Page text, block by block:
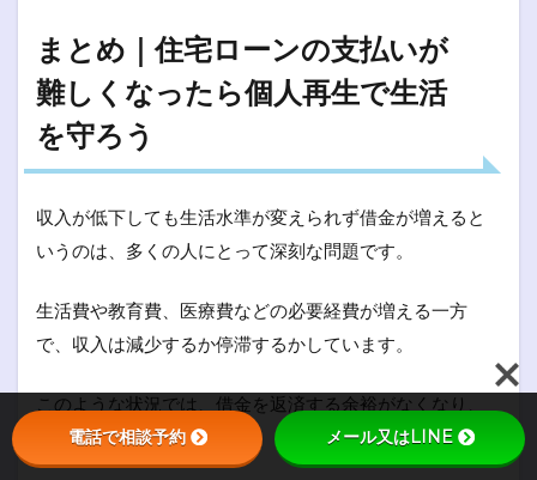
まとめ｜住宅ローンの支払いが
難しくなったら個人再生で生活
を守ろう
収入が低下しても生活水準が変えられず借金が増えると
いうのは、多くの人にとって深刻な問題です。
生活費や教育費、医療費などの必要経費が増える一方
で、収入は減少するか停滞するかしています。
このような状況では、借金を返済する余裕がなくなり、
利息が膨らんでいきます。
電話で相談予約 メール又はLINE